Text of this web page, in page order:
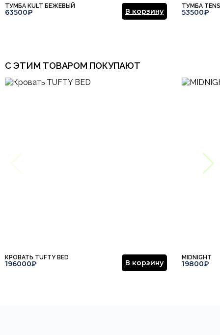
ТУМБА KULT БЕЖЕВЫЙ
63500₽ В корзину
ТУМБА
53500₽
С ЭТИМ ТОВАРОМ ПОКУПАЮТ
КРОВАТЬ TUFTY BED
196000₽ В корзину
MIDNIGHT
19800₽